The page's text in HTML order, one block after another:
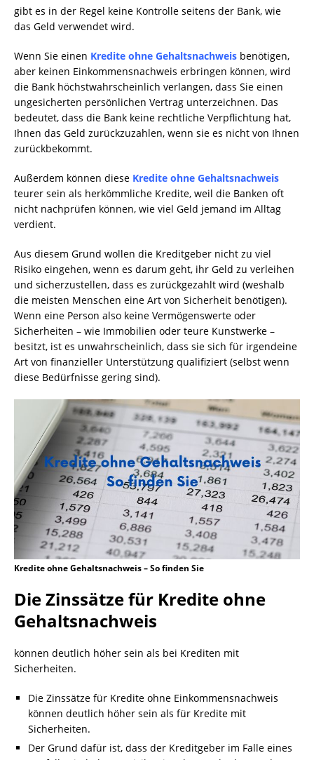
gibt es in der Regel keine Kontrolle seitens der Bank, wie
das Geld verwendet wird.
Wenn Sie einen Kredite ohne Gehaltsnachweis benötigen,
aber keinen Einkommensnachweis erbringen können, wird
die Bank höchstwahrscheinlich verlangen, dass Sie einen
ungesicherten persönlichen Vertrag unterzeichnen. Das
bedeutet, dass die Bank keine rechtliche Verpflichtung hat,
Ihnen das Geld zurückzuzahlen, wenn sie es nicht von Ihnen
zurückbekommt.
Außerdem können diese Kredite ohne Gehaltsnachweis
teurer sein als herkömmliche Kredite, weil die Banken oft
nicht nachprüfen können, wie viel Geld jemand im Alltag
verdient.
Aus diesem Grund wollen die Kreditgeber nicht zu viel
Risiko eingehen, wenn es darum geht, ihr Geld zu verleihen
und sicherzustellen, dass es zurückgezahlt wird (weshalb
die meisten Menschen eine Art von Sicherheit benötigen).
Wenn eine Person also keine Vermögenswerte oder
Sicherheiten – wie Immobilien oder teure Kunstwerke –
besitzt, ist es unwahrscheinlich, dass sie sich für irgendeine
Art von finanzieller Unterstützung qualifiziert (selbst wenn
diese Bedürfnisse gering sind).
Kredite ohne Gehaltsnachweis – So finden Sie
Die Zinssätze für Kredite ohne
Gehaltsnachweis
können deutlich höher sein als bei Krediten mit
Sicherheiten.
Die Zinssätze für Kredite ohne Einkommensnachweis
können deutlich höher sein als für Kredite mit
Sicherheiten.
Der Grund dafür ist, dass der Kreditgeber im Falle eines